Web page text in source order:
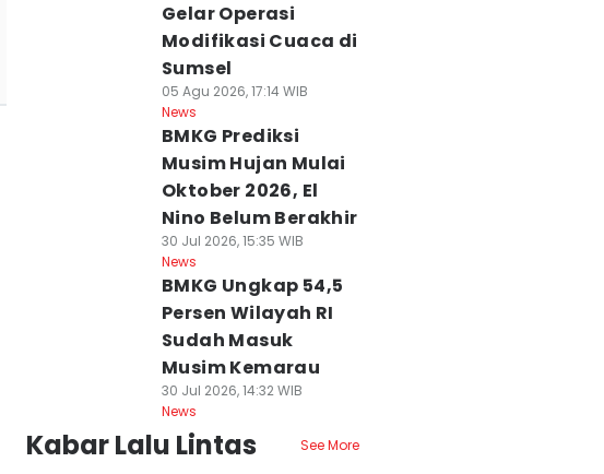
Gelar Operasi
Modifikasi Cuaca di
Sumsel
05 Agu 2026, 17:14 WIB
News
BMKG Prediksi
Musim Hujan Mulai
Oktober 2026, El
Nino Belum Berakhir
30 Jul 2026, 15:35 WIB
News
BMKG Ungkap 54,5
Persen Wilayah RI
Sudah Masuk
Musim Kemarau
30 Jul 2026, 14:32 WIB
News
Kabar Lalu Lintas See More